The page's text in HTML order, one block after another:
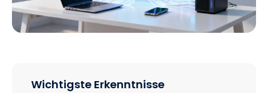
Wichtigste Erkenntnisse